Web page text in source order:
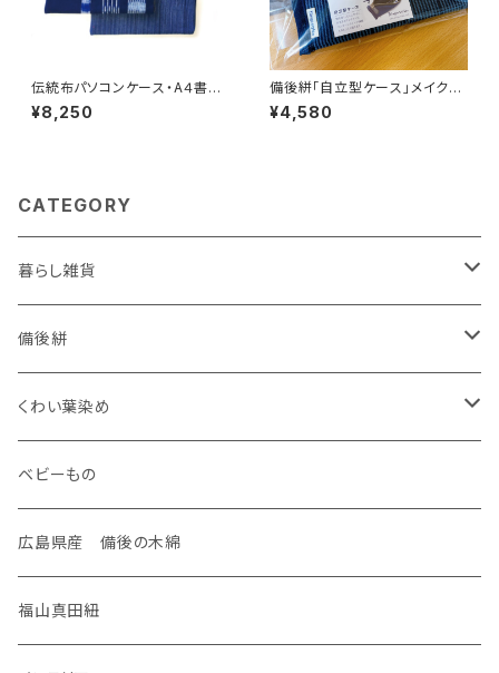
伝統布パソコンケース・A４書類
が入るサイズ感
¥8,250
備後絣「自立型ケース」メイクポ
ーチや眼鏡ケースなどにも。
¥4,580
CATEGORY
暮らし雑貨
ケース
名刺入れ
がま口
装飾雑貨
ネックレス
タックピン
生活雑貨
マスク
備後絣
座布団
くわい葉染め
御守り
御朱印帳
筆記帳
ベビーもの
広島県産 備後の木綿
福山真田紐